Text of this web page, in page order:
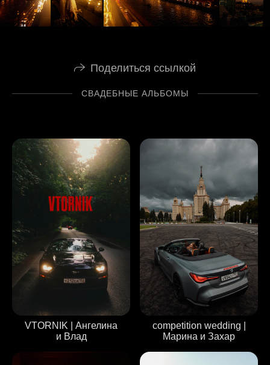
Поделиться ссылкой
СВАДЕБНЫЕ АЛЬБОМЫ
VTORNIK | Ангелина
и Влад
competition wedding |
Марина и Захар